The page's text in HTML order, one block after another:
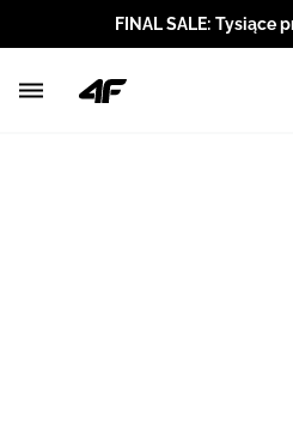
FINAL SALE: Tysiące